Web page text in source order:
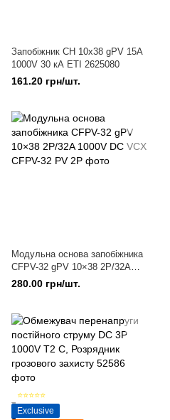
Запобіжник CH 10х38 gPV 15A
1000V 30 кА ЕТІ 2625080
161.20 грн/шт.
Модульна основа запобіжника
CFPV-32 gPV 10×38 2Р/32A
1000V DC VCX
280.00 грн/шт.
⭐⭐⭐⭐⭐
Exclusive